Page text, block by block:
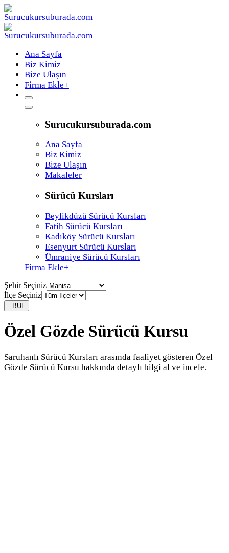
Ana Sayfa
Biz Kimiz
Bize Ulaşın
Firma Ekle+
Surucukursuburada.com
Ana Sayfa
Biz Kimiz
Bize Ulaşın
Makaleler
Sürücü Kursları
Beylikdüzü Sürücü Kursları
Fatih Sürücü Kursları
Kadıköy Sürücü Kursları
Esenyurt Sürücü Kursları
Ümraniye Sürücü Kursları
Firma Ekle+
Şehir Seçiniz
İlçe Seçiniz
BUL
Özel Gözde Sürücü Kursu
Saruhanlı Sürücü Kursları arasında faaliyet gösteren Özel
Gözde Sürücü Kursu hakkında detaylı bilgi al ve incele.